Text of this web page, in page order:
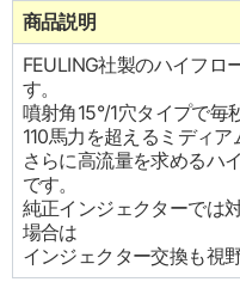
商品説明
FEULING社製のハイフロ
す。
噴射角15°/1穴タイプで毎
110馬力を超えるミディ
さらに高流量を求めるハ
です。
純正インジェクターでは
場合は
インジェクター交換も視